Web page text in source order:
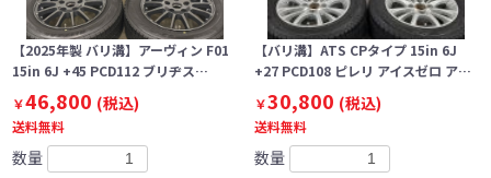
【2025年製 バリ溝】アーヴィン F01
15in 6J +45 PCD112 ブリヂス…
￥46,800 (税込)
送料無料
数量
【バリ溝】ATS CPタイプ 15in 6J
+27 PCD108 ピレリ アイスゼロ ア…
￥30,800 (税込)
送料無料
数量